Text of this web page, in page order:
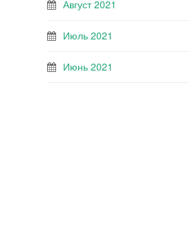
Август 2021
Июль 2021
Июнь 2021